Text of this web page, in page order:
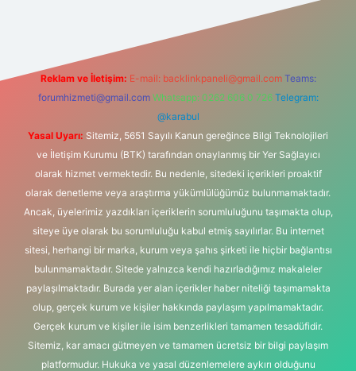
Reklam ve İletişim: E-mail: backlinkpaneli@gmail.com Teams:
forumhizmeti@gmail.com Whatsapp: 0262 606 0 726 Telegram:
@karabul
Yasal Uyarı: Sitemiz, 5651 Sayılı Kanun gereğince Bilgi Teknolojileri
ve İletişim Kurumu (BTK) tarafından onaylanmış bir Yer Sağlayıcı
olarak hizmet vermektedir. Bu nedenle, sitedeki içerikleri proaktif
olarak denetleme veya araştırma yükümlülüğümüz bulunmamaktadır.
Ancak, üyelerimiz yazdıkları içeriklerin sorumluluğunu taşımakta olup,
siteye üye olarak bu sorumluluğu kabul etmiş sayılırlar. Bu internet
sitesi, herhangi bir marka, kurum veya şahıs şirketi ile hiçbir bağlantısı
bulunmamaktadır. Sitede yalnızca kendi hazırladığımız makaleler
paylaşılmaktadır. Burada yer alan içerikler haber niteliği taşımamakta
olup, gerçek kurum ve kişiler hakkında paylaşım yapılmamaktadır.
Gerçek kurum ve kişiler ile isim benzerlikleri tamamen tesadüfidir.
Sitemiz, kar amacı gütmeyen ve tamamen ücretsiz bir bilgi paylaşım
platformudur. Hukuka ve yasal düzenlemelere aykırı olduğunu